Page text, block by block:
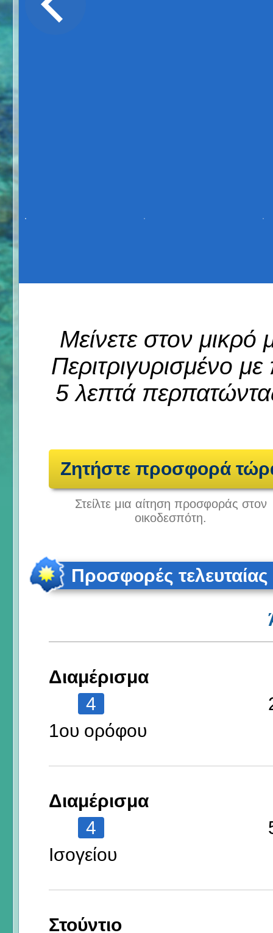
Μείνετε στον
Περιτριγυρισμένο με
5 λεπτά
Ζητήστε προσφορά
Στείλτε μια αίτηση προσφοράς στον
οικοδεσπότη.
Προσφορές τελευταίας
Διαμέρισμα
4
1ου ορόφου
Διαμέρισμα
4
Ισογείου
Στούντιο